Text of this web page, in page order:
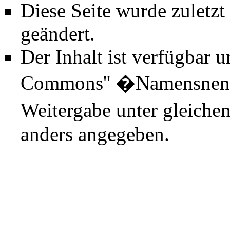
Diese Seite wurde
geändert.
Der Inhalt ist verfügbar
Commons''
Weitergabe unter
anders angegeben.